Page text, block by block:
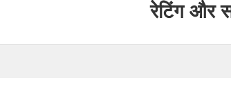
रेटिंग और